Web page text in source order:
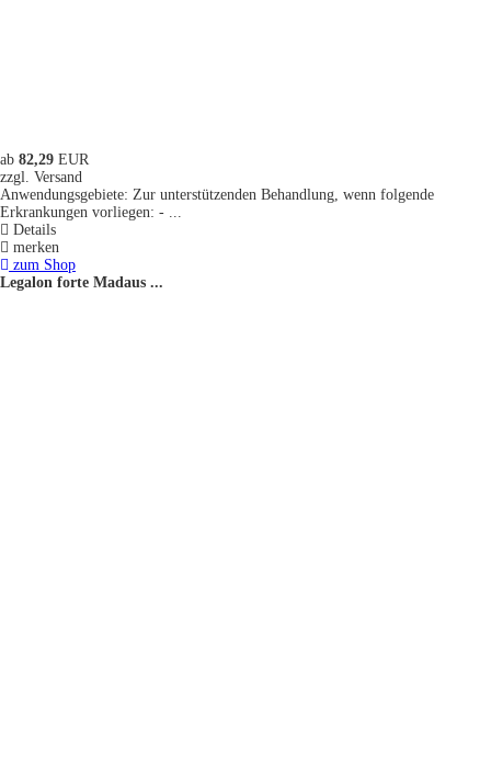
ab 82,29 EUR
zzgl. Versand
Anwendungsgebiete: Zur unterstützenden Behandlung, wenn folgende
Erkrankungen vorliegen: - ...
Details
merken
zum Shop
Legalon forte Madaus ...